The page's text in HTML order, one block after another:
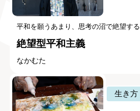
平和を願うあまり、思考の沼で絶望する
絶望型平和主義
なかむた
生き方